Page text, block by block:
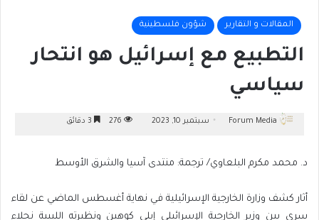
المقالات و التقارير شؤون فلسطينية
التطبيع مع إسرائيل هو انتحار
سياسي
Forum Media سبتمبر 10, 2023
د. محمد مكرم البلعاوي/ ترجمة: منتدى آسيا والشرق الأوسط
أثار كشف وزارة الخارجية الإسرائيلية في نهاية أغسطس الماضي عن لقاء
سري بين وزير الخارجية الإسرائيلي إيلي كوهين ونظيرته الليبية نجلاء